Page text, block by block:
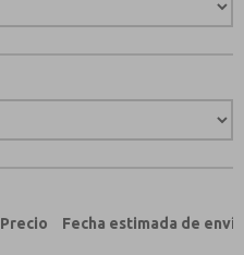
Precio Fecha estimada de envío